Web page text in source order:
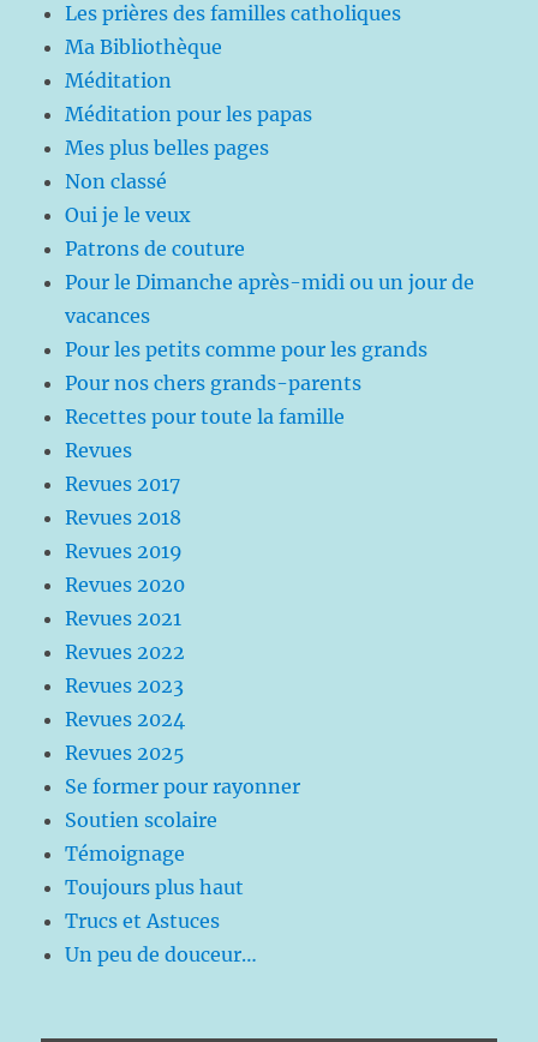
Les prières des familles catholiques
Ma Bibliothèque
Méditation
Méditation pour les papas
Mes plus belles pages
Non classé
Oui je le veux
Patrons de couture
Pour le Dimanche après-midi ou un jour de
vacances
Pour les petits comme pour les grands
Pour nos chers grands-parents
Recettes pour toute la famille
Revues
Revues 2017
Revues 2018
Revues 2019
Revues 2020
Revues 2021
Revues 2022
Revues 2023
Revues 2024
Revues 2025
Se former pour rayonner
Soutien scolaire
Témoignage
Toujours plus haut
Trucs et Astuces
Un peu de douceur…